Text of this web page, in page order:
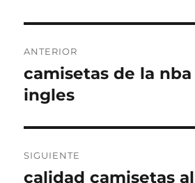
de
entradas
ANTERIOR
Entrada
anterior:
camisetas de la
ingles
SIGUIENTE
Entrada
calidad camisetas